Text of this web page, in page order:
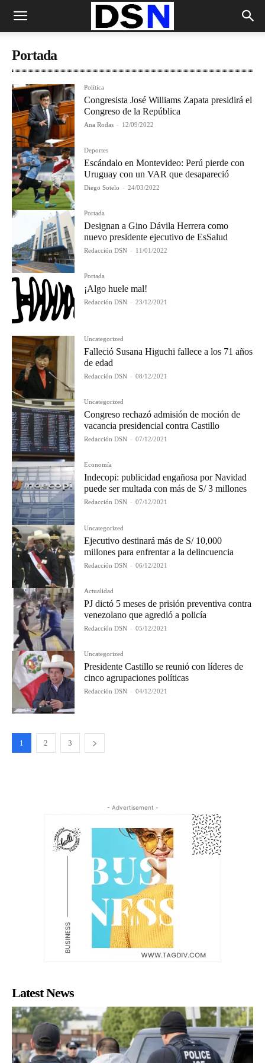
Portada
Política
Congresista José Williams Zapata presidirá el
Congreso de la República
Ana Rodas - 12/09/2022
Deportes
Escándalo en Montevideo: Perú pierde con
Uruguay con un VAR que desapareció
Diego Sotelo - 24/03/2022
Portada
Designan a Gino Dávila Herrera como
nuevo presidente ejecutivo de EsSalud
Redacción DSN - 11/01/2022
Portada
¡Algo huele mal!
Redacción DSN - 23/12/2021
Uncategorized
Falleció Susana Higuchi fallece a los 71 años
de edad
Redacción DSN - 08/12/2021
Uncategorized
Congreso rechazó admisión de moción de
vacancia presidencial contra Castillo
Redacción DSN - 07/12/2021
Economía
Indecopi: publicidad engañosa por Navidad
puede ser multada con más de S/ 3 millones
Redacción DSN - 07/12/2021
Uncategorized
Ejecutivo destinará más de S/ 10,000
millones para enfrentar a la delincuencia
Redacción DSN - 06/12/2021
Actualidad
PJ dictó 5 meses de prisión preventiva contra
venezolano que agredió a policía
Redacción DSN - 05/12/2021
Uncategorized
Presidente Castillo se reunió con líderes de
cinco agrupaciones políticas
Redacción DSN - 04/12/2021
1 2 3
- Advertisement -
Latest News